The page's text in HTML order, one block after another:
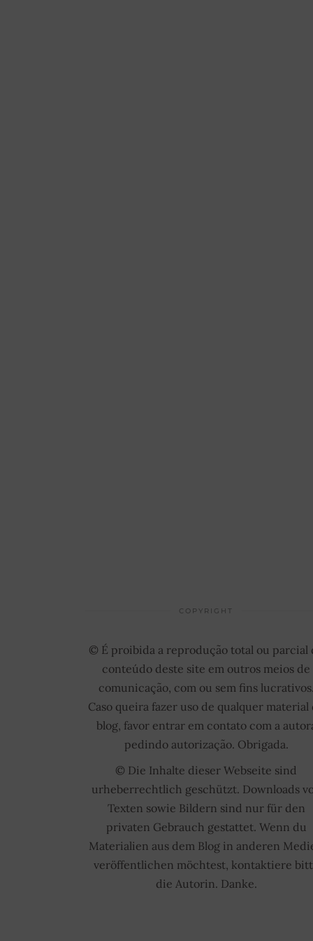
COPYRIGHT
© É proibida a reprodução total ou parcial
conteúdo deste site em outros meios de
comunicação, com ou sem fins
Caso queira fazer uso de qualquer material
blog, favor entrar em contato com a
pedindo autorização. Obrigada.
© Die Inhalte dieser Webseite sind
urheberrechtlich geschützt. Downloads
Texten sowie Bildern sind nur für den
privaten Gebrauch gestattet. Wenn du
Materialien aus dem Blog in anderen
veröffentlichen möchtest, kontaktiere
die Autorin. Danke.